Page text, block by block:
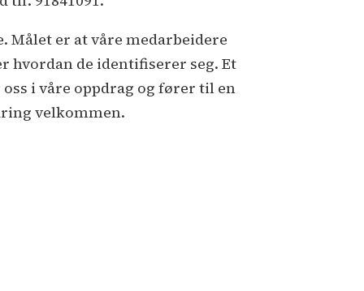
er at våre medarbeidere
hvordan de identifiserer seg. Et
i våre oppdrag og fører til en
velkommen.